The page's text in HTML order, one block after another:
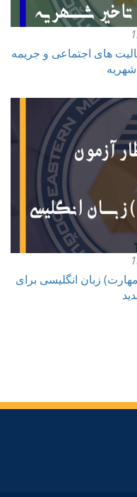
های اجتماعی و جریمه
شهریه
زبان انگلیسی برای